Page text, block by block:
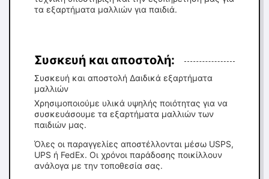
τα εξαρτήματα μαλλιών για παιδιά.
Συσκευή και αποστολή:
Συσκευή και αποστολή ∆αιδικά εξαρτήματα
μαλλιών
Χρησιμοποιούμε υλικά υψηλής ποιότητας για να
συσκευάσουμε τα εξαρτήματα μαλλιών των
παιδιών μας.
Όλες οι παραγγελίες αποστέλλονται μέσω USPS,
UPS ή FedEx. Οι χρόνοι παράδοσης ποικίλλουν
ανάλογα με την τοποθεσία σας.